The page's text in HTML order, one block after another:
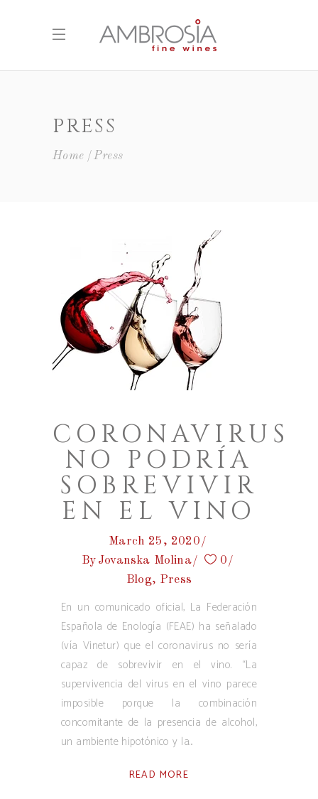
PRESS
Home Press
CORONAVIRUS
NO PODRÍA
SOBREVIVIR
EN EL VINO
March 25, 2020
By Jovanska Molina
0
Blog, Press
En un comunicado oficial, La Federación
Española de Enología (FEAE) ha señalado
(vía Vinetur) que el coronavirus no sería
capaz de sobrevivir en el vino. “La
supervivencia del virus en el vino parece
imposible porque la combinación
concomitante de la presencia de alcohol,
un ambiente hipotónico y la
READ MORE